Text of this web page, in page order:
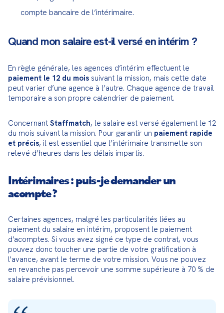
compte bancaire de l’intérimaire.
Quand mon salaire est-il versé en intérim ?
paiement le 12 du mois suivant la mission, mais cette date
peut varier d’une agence à l’autre. Chaque agence de travail
temporaire a son propre calendrier de paiement.
Concernant Staffmatch, le salaire est versé également le 12
du mois suivant la mission. Pour garantir un paiement rapide
et précis, il est essentiel que l’intérimaire transmette son
relevé d’heures dans les délais impartis.
Intérimaires : puis-je demander un
acompte ?
Certaines agences, malgré les particularités liées au
paiement du salaire en intérim, proposent le paiement
d'acomptes. Si vous avez signé ce type de contrat, vous
pouvez donc toucher une partie de votre gratification à
l'avance, avant le terme de votre mission. Vous ne pouvez
en revanche pas percevoir une somme supérieure à 70 % de
salaire prévisionnel.